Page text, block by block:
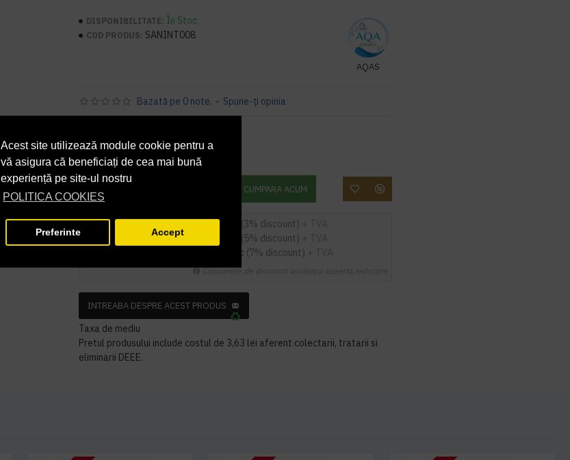
Acest site utilizează module cookie pentru a
vă asigura că beneficiați de cea mai bună
experiență pe site-ul nostru
POLITICA COOKIES
Preferinte Accept
DISPONIBILITATE: În Stoc
COD PRODUS: SANINT008
AQAS
Bazată pe 0 note. - Spune-ţi opinia
338,00 lei
408,98 lei TVA inclus
CUMPARA ACUM
5sau mai multe la 327,86 RON / buc (3% discount)
sau mai multe la321,10 RON / buc (5% discount)
314,34 RON / buc (7% discount)
Cupoanele de discount anuleaza aceasta reducere
INTREABA DESPRE ACEST PRODUS
Taxa de mediu
Pretul produsului include costul de 3,63 lei aferent colectarii, tratarii si
eliminarii DEEE.